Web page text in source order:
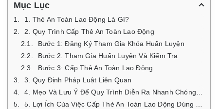
Mục Lục
1. Thẻ An Toàn Lao Động Là Gì?
2. Quy Trình Cấp Thẻ An Toàn Lao Động
Bước 1: Đăng Ký Tham Gia Khóa Huấn Luyện
Bước 2: Tham Gia Huấn Luyện Và Kiểm Tra
Bước 3: Cấp Thẻ An Toàn Lao Động
3. Quy Định Pháp Luật Liên Quan
4. Mẹo Và Lưu Ý Để Quy Trình Diễn Ra Nhanh Chóng, Hiệu Quả
5. Lợi Ích Của Việc Cấp Thẻ An Toàn Lao Động Đúng Quy Định